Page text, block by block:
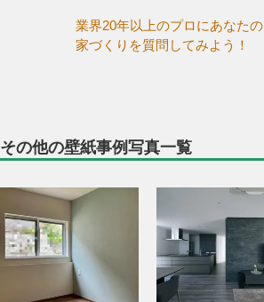
業界20年以上のプロにあなたの
家づくりを質問してみよう！
その他の壁紙事例写真一覧